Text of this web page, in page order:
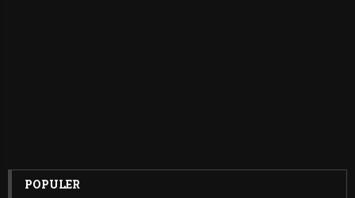
POPULER